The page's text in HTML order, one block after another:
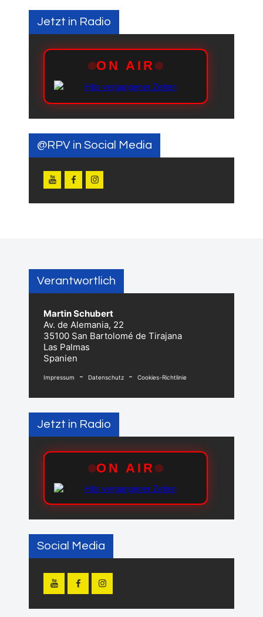
Jetzt in Radio
@RPV in Social Media
Verantwortlich
Martin Schubert
Av. de Alemania, 22
35100 San Bartolomé de Tirajana
Las Palmas
Spanien
Impressum - Datenschutz - Cookies-Richtlinie
Jetzt in Radio
Social Media